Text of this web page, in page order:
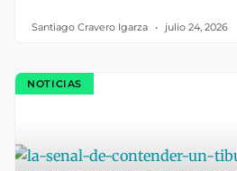
Santiago Cravero Igarza julio 24, 2026
NOTICIAS